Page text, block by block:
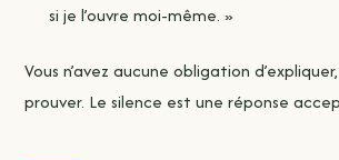
si je l’ouvre moi-même. »
Vous n’avez aucune obligation
prouver. Le silence est une réponse